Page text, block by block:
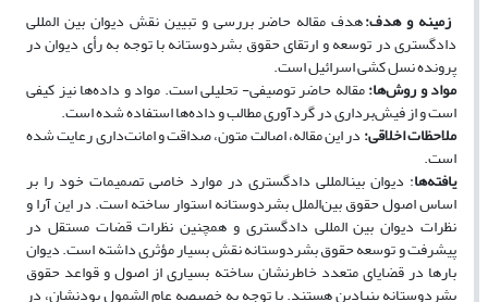
زمینه و هدف:هدف مقاله حاضر بررسی و تبیین نقش دیوان بین ­المللی
دادگستری در توسعه و ارتقای حقوق بشردوستانه با توجه به رأی دیوان در
پرونده نسل­ کشی اسرائیل است.
مواد و روش‌ها:مقاله حاضر توصیفی- تحلیلی است. مواد و داده‌ها نیز کیفی
است و از فیش‌برداری در گردآوری مطالب و داده‌ها استفاده‌ شده است.
ملاحظات اخلاقی:در این مقاله، اصالت متون، صداقت و امانت‌داری رعایت شده
است.
یافته‌ها: دیوان بین­المللی دادگستری در موارد خاصی تصمیمات خود را بر
اساس اصول حقوق بین‌الملل بشردوستانه استوار ساخته است. در این آرا و
نظرات دیوان بین­ المللی دادگستری و هم­چنین نظرات قضات مستقل در
پیشرفت و توسعه حقوق بشردوستانه نقش بسیار مؤثری داشته است. دیوان
بارها در قضایای متعدد خاطرنشان ساخته بسیاری از اصول و قواعد حقوق
بشردوستانه بنیادین هستند. با توجه به خصیصه عام­ الشمول بودنشان، در